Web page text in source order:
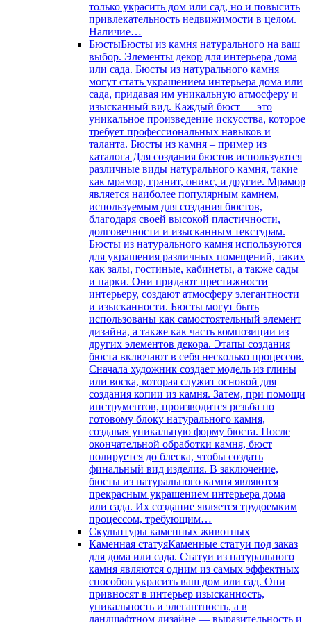
только украсить дом или сад, но и повысить
привлекательность недвижимости в целом.
Наличие…
БюстыБюсты из камня натурального на ваш
выбор. Элементы декор для интерьера дома
или сада. Бюсты из натурального камня
могут стать украшением интерьера дома или
сада, придавая им уникальную атмосферу и
изысканный вид. Каждый бюст — это
уникальное произведение искусства, которое
требует профессиональных навыков и
таланта. Бюсты из камня – пример из
каталога Для создания бюстов используются
различные виды натурального камня, такие
как мрамор, гранит, оникс, и другие. Мрамор
является наиболее популярным камнем,
используемым для создания бюстов,
благодаря своей высокой пластичности,
долговечности и изысканным текстурам.
Бюсты из натурального камня используются
для украшения различных помещений, таких
как залы, гостиные, кабинеты, а также сады
и парки. Они придают престижности
интерьеру, создают атмосферу элегантности
и изысканности. Бюсты могут быть
использованы как самостоятельный элемент
дизайна, а также как часть композиции из
других элементов декора. Этапы создания
бюста включают в себя несколько процессов.
Сначала художник создает модель из глины
или воска, которая служит основой для
создания копии из камня. Затем, при помощи
инструментов, производится резьба по
готовому блоку натурального камня,
создавая уникальную форму бюста. После
окончательной обработки камня, бюст
полируется до блеска, чтобы создать
финальный вид изделия. В заключение,
бюсты из натурального камня являются
прекрасным украшением интерьера дома
или сада. Их создание является трудоемким
процессом, требующим…
Скульптуры каменных животных
Каменная статуяКаменные статуи под заказ
для дома или сада. Статуи из натурального
камня являются одним из самых эффектных
способов украсить ваш дом или сад. Они
привносят в интерьер изысканность,
уникальность и элегантность, а в
ландшафтном дизайне — выразительность и